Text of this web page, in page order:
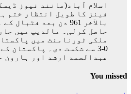
سے
باہر
ہوگئی
اسلام آباد(مانند نیوز
فینز کا طویل انتظار ختم
بالآخر 961 دن بعد
حاصل کرلی۔ مالدیپ میں
ملکی ٹورنامنٹ میں
0-3 سے شکست دی۔ پاکستان
عبدالصمد ارشد اور ہارون
You missed